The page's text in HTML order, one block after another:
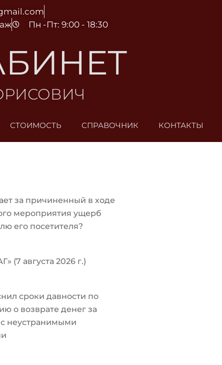
Пн -Пт: 9:00 - 18:30
СТОИМОСТЬ СПРАВОЧНИК КОНТАКТЫ
за причиненный в ходе
мероприятия ущерб
его посетителя?
(7 августа 2026 г.)
сроки давности по
о возврате денег за
с неустранимыми